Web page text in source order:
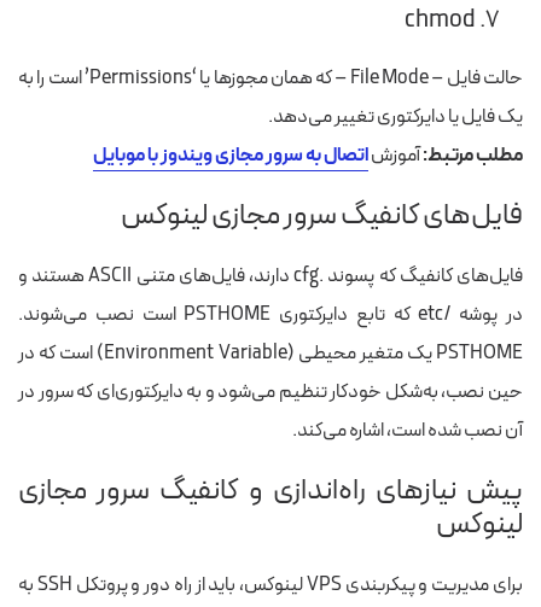
۷. chmod
حالت فایل – File Mode – که همان مجوزها یا ‘Permissions’ است را به
یک فایل یا دایرکتوری تغییر می‌دهد.
مطلب مرتبط:آموزشاتصال به سرور مجازی ویندوز با موبایل
فایل‌های کانفیگ سرور مجازی لینوکس
فایل‌های کانفیگ که پسوند .cfg دارند، فایل‌های متنی ASCII هستند و
در پوشه /etc که تابع دایرکتوری PSTHOME است نصب می‌شوند.
PSTHOME یک متغیر محیطی (Environment Variable) است که در
حین نصب، به‌شکل خودکار تنظیم می‌شود و به دایرکتوری‌ای که سرور در
آن نصب شده است، اشاره می‌کند.
پیش نیازهای راه‌اندازی و کانفیگ سرور مجازی
لینوکس
برای مدیریت و پیکربندی VPS لینوکس، باید از راه دور و پروتکل SSH به